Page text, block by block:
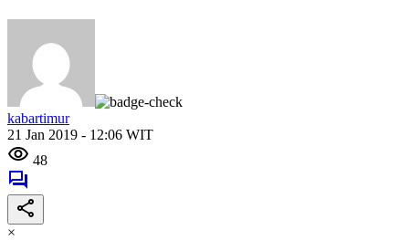
kabartimur
21 Jan 2019 - 12:06 WIT
48
×